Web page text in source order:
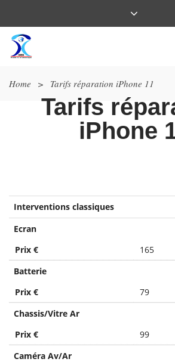
Home > Tarifs réparation iPhone 11
Tarifs
iPhone
Interventions classiques
Ecran
Prix €
165
Batterie
Prix €
79
Chassis/Vitre Ar
Prix €
99
Caméra Av/Ar